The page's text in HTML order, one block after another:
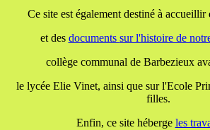
Ce site est également destiné à accueillir
et des documents sur l'histoire de
collège communal de Barbezieux
le lycée Elie Vinet, ainsi que sur l'Ecole
filles.
Enfin, ce site héberge les